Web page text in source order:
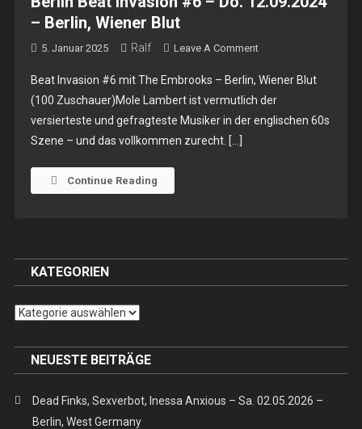
– Berlin, Wiener Blut
5. Januar 2025 Ralf Leave A CommentOn
Beat
Invasion
#6
Beat Invasion #6 mit The Embrooks – Berlin, Wiener Blut
(100 Zuschauer)Mole Lambert ist vermutlich der
versierteste und gefragteste Musiker in der englischen 60s
Szene – und das vollkommen zurecht. […]
Continue Reading
KATEGORIEN
Kategorien
NEUESTE BEITRÄGE
Dead Finks, Sexverbot, Inessa Anxious – Sa. 02.05.2026 –
Berlin, West Germany